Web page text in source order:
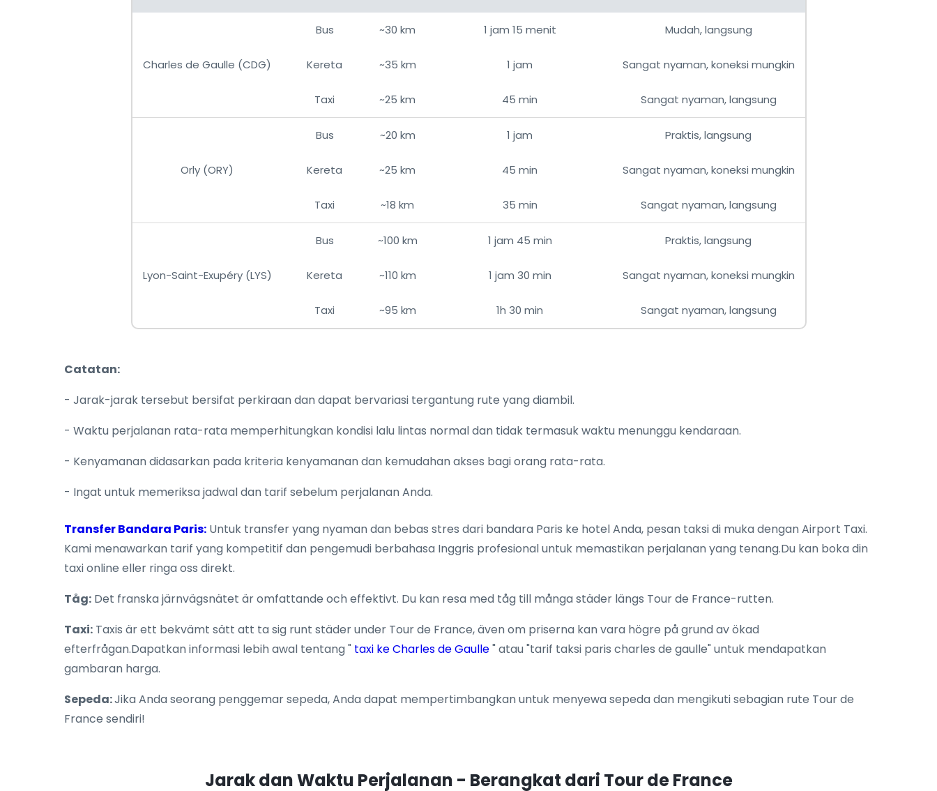
Charles de Gaulle (CDG)
Bus ~30 km 1 jam 15 menit Mudah, langsung
Kereta ~35 km 1 jam Sangat nyaman, koneksi mungkin
Taxi ~25 km 45 min Sangat nyaman, langsung
Orly (ORY)
Bus ~20 km 1 jam Praktis, langsung
Kereta ~25 km 45 min Sangat nyaman, koneksi mungkin
Taxi ~18 km 35 min Sangat nyaman, langsung
Lyon-Saint-Exupéry (LYS)
Bus ~100 km 1 jam 45 min Praktis, langsung
Kereta ~110 km 1 jam 30 min Sangat nyaman, koneksi mungkin
Taxi ~95 km 1h 30 min Sangat nyaman, langsung
Catatan:
- Jarak-jarak tersebut bersifat perkiraan dan dapat bervariasi tergantung rute yang diambil.
- Waktu perjalanan rata-rata memperhitungkan kondisi lalu lintas normal dan tidak termasuk waktu menunggu kendaraan.
- Kenyamanan didasarkan pada kriteria kenyamanan dan kemudahan akses bagi orang rata-rata.
- Ingat untuk memeriksa jadwal dan tarif sebelum perjalanan Anda.
Transfer Bandara Paris: Untuk transfer yang nyaman dan bebas stres dari bandara Paris ke hotel Anda, pesan taksi di muka dengan Airport Taxi.
Kami menawarkan tarif yang kompetitif dan pengemudi berbahasa Inggris profesional untuk memastikan perjalanan yang tenang.Du kan boka din
taxi online eller ringa oss direkt.
Tåg: Det franska järnvägsnätet är omfattande och effektivt. Du kan resa med tåg till många städer längs Tour de France-rutten.
Taxi: Taxis är ett bekvämt sätt att ta sig runt städer under Tour de France, även om priserna kan vara högre på grund av ökad
efterfrågan.Dapatkan informasi lebih awal tentang " taxi ke Charles de Gaulle" atau "tarif taksi paris charles de gaulle" untuk mendapatkan
gambaran harga.
Sepeda:Jika Anda seorang penggemar sepeda, Anda dapat mempertimbangkan untuk menyewa sepeda dan mengikuti sebagian rute Tour de
France sendiri!
Jarak dan Waktu Perjalanan - Berangkat dari Tour de France